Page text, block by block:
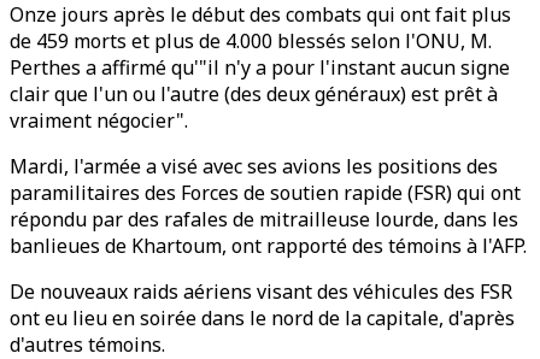
Onze jours après le début des combats qui ont fait plus
de 459 morts et plus de 4.000 blessés selon l'ONU, M.
Perthes a affirmé qu'"il n'y a pour l'instant aucun signe
clair que l'un ou l'autre (des deux généraux) est prêt à
vraiment négocier".
Mardi, l'armée a visé avec ses avions les positions des
paramilitaires des Forces de soutien rapide (FSR) qui ont
répondu par des rafales de mitrailleuse lourde, dans les
banlieues de Khartoum, ont rapporté des témoins à l'AFP.
De nouveaux raids aériens visant des véhicules des FSR
ont eu lieu en soirée dans le nord de la capitale, d'après
d'autres témoins.